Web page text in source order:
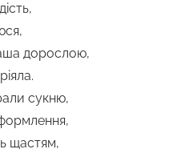
дорослою,
сукню,
щастям,